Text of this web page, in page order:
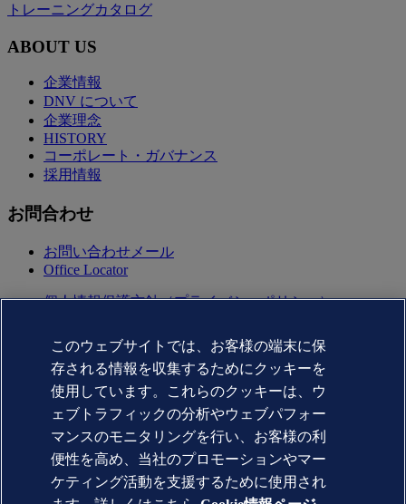
トレーニングカタログ
ABOUT US
企業情報
DNV について
企業理念
HISTORY
コーポレート・ガバナンス
採用情報
お問合わせ
お問い合わせメール
Office Locator
個人情報保護方針（プライバシーポリシー）
Copyright © DNV AS 2025
Cookie情報
Commercial Disclosure Based on the Act on Specified
Commercial Transactions（特定商取引法に基づく表記)
このウェブサイトでは、お客様の端末に保
存される情報を収集するためにクッキーを
使用しています。これらのクッキーは、ウ
ェブトラフィックの分析やウェブパフォー
マンスのモニタリングを行い、お客様の利
便性を高め、当社のプロモーションやマー
ケティング活動を支援するために使用され